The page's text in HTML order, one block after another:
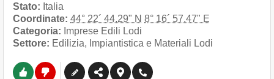
Stato: Italia
Coordinate: 44° 22´ 44.29" N 8° 16´ 57.47" E
Categoria: Imprese Edili Lodi
Settore: Edilizia, Impiantistica e Materiali Lodi